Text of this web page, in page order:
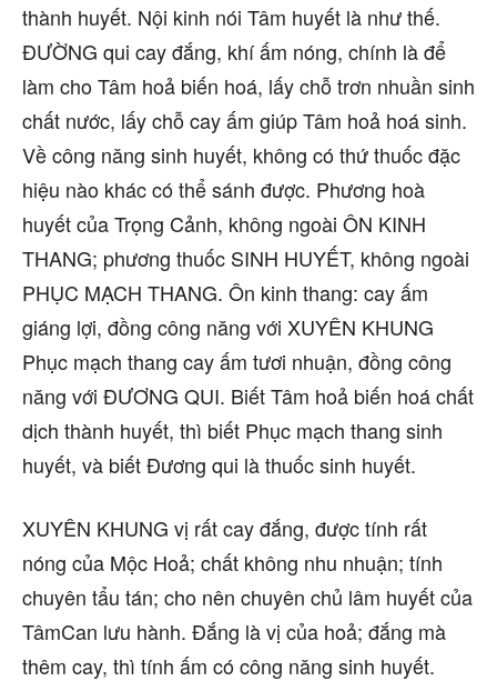
thành huyết. Nội kinh nói Tâm huyết là như thế.
ĐƯỜNG qui cay đắng, khí ấm nóng, chính là để
làm cho Tâm hoả biến hoá, lấy chỗ trơn nhuần sinh
chất nước, lấy chỗ cay ấm giúp Tâm hoả hoá sinh.
Về công năng sinh huyết, không có thứ thuốc đặc
hiệu nào khác có thể sánh được. Phương hoà
huyết của Trọng Cảnh, không ngoài ÔN KINH
THANG; phương thuốc SINH HUYẾT, không ngoài
PHỤC MẠCH THANG. Ôn kinh thang: cay ấm
giáng lợi, đồng công năng với XUYÊN KHUNG
Phục mạch thang cay ấm tươi nhuận, đồng công
năng với ĐƯƠNG QUI. Biết Tâm hoả biến hoá chất
dịch thành huyết, thì biết Phục mạch thang sinh
huyết, và biết Đương qui là thuốc sinh huyết.
XUYÊN KHUNG vị rất cay đắng, được tính rất
nóng của Mộc Hoả; chất không nhu nhuận; tính
chuyên tẩu tán; cho nên chuyên chủ lâm huyết của
TâmCan lưu hành. Đắng là vị của hoả; đắng mà
thêm cay, thì tính ấm có công năng sinh huyết.